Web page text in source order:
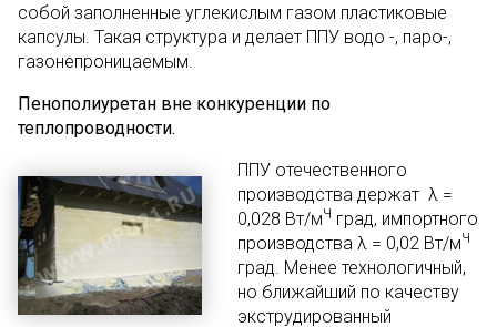
собой заполненные углекислым газом пластиковые
капсулы. Такая структура и делает ППУ водо -, паро-,
газонепроницаемым.
Пенополиуретан вне конкуренции по
теплопроводности.
ППУ отечественного
производства держат λ =
0,028 Вт/мЧ град, импортного
производства λ = 0,02 Вт/мЧ
град. Менее технологичный,
но ближайший по качеству
экструдированный